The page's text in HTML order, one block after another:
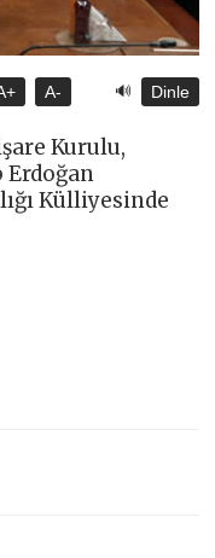
A- 🔊 Dinle
Kurulu,
Erdoğan
Külliyesinde